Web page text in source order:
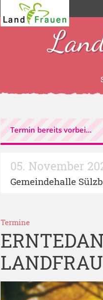
Termin bereits vorbei...
05. November
Gemeindehalle
Termine